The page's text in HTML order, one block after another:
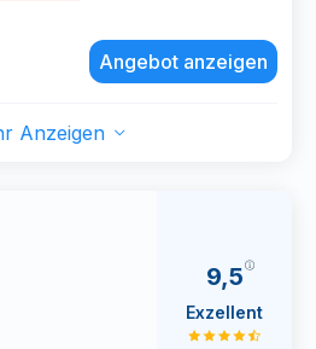
für Erwachsene Kinder
Angebot anzeigen
Anzeigen
9,5
Exzellent